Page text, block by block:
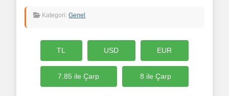
Kategori:Genel
TL USD EUR
7.85 ile Çarp 8 ile Çarp